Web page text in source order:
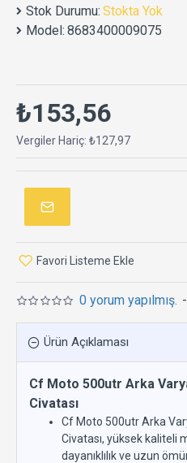
Stok Durumu: Stokta Yok
Model: 8683400009075
0 yorum yapılmış. -
₺153,56
Vergiler Hariç: ₺127,97
Favori Listeme Ekle
Ürün Açıklaması
Cf Moto 500utr Arka
Civatası
Cf Moto 500utr Arka
Civatası, yüksek kaliteli
dayanıklılık ve uzun